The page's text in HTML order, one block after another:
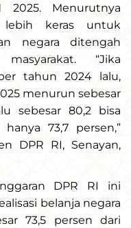
2025. Menurutnya
lebih keras untuk
negara ditengah
“Jika
tahun 2024 lalu,
menurun sebesar
sebesar 80,2 bisa
73,7 persen,”
DPR RI, Senayan,
DPR RI ini
belanja negara
73,5 persen dari